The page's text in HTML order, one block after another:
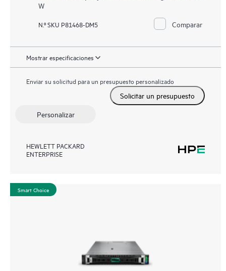
W
N.º SKU P81468-DM5 Comparar
Mostrar especificaciones
Enviar su solicitud para un presupuesto personalizado
Solicitar un presupuesto
Personalizar
HEWLETT PACKARD
ENTERPRISE
Smart Choice